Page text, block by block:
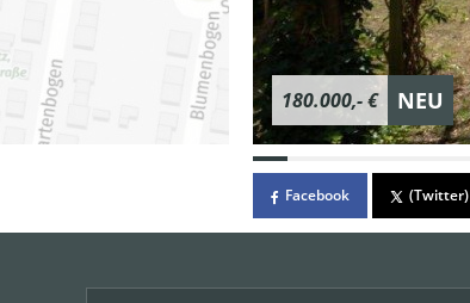
180.000,- € NEU
Facebook (Twitter)